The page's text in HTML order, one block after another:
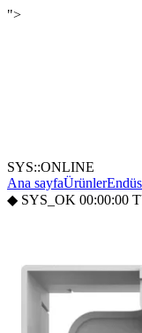
">
SYS::ONLINE
Ana sayfaÜrünler
◆ SYS_OK 00:00:00